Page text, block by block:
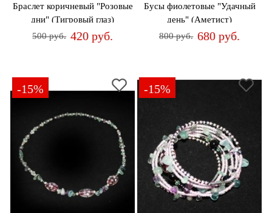
Браслет коричневый "Розовые
дни" (Тигровый глаз)
500 руб. 420 руб.
Бусы фиолетовые "Удачный
день" (Аметист)
800 руб. 680 руб.
-15% -15%